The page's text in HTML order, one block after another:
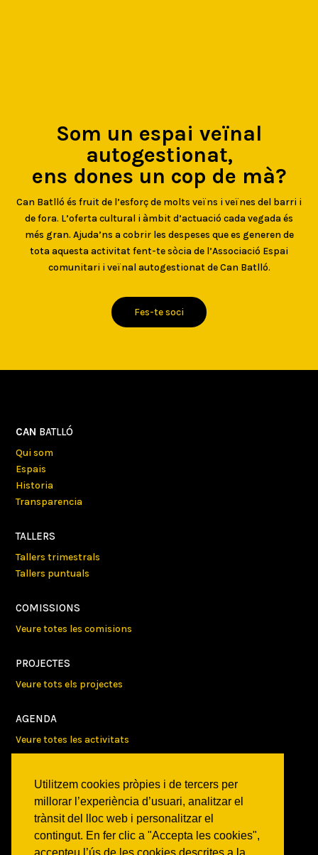
Utilitzem cookies pròpies i de tercers per
millorar l’experiència d’usuari, analitzar el
trànsit del lloc web i personalitzar el
contingut. En fer clic a "Accepta les cookies",
Som un espai veïnal
autogestionat,
ens dones un cop de mà?
Can Batlló és fruit de l’esforç de molts veïns i veïnes del barri i
de fora. L’oferta cultural i àmbit d’actuació cada vegada és
més gran. Ajuda’ns a cobrir les despeses que es generen de
tota aquesta activitat fent-te sòcia de l’Associació Espai
comunitari i veïnal autogestionat de Can Batlló.
Fes-te soci
CAN BATLLÓ
Qui som
Espais
Historia
Transparencia
TALLERS
Tallers trimestrals
Tallers puntuals
COMISSIONS
Veure totes les comisions
PROJECTES
Veure tots els projectes
AGENDA
Veure totes les activitats
Activitats
Comunicats